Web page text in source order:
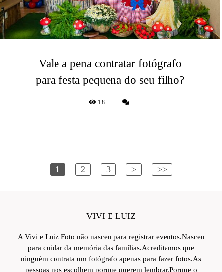
Vale a pena contratar fotógrafo
para festa pequena do seu filho?
18
1 2 3 > >>
VIVI E LUIZ
A Vivi e Luiz Foto não nasceu para registrar eventos.Nasceu
para cuidar da memória das famílias.Acreditamos que
ninguém contrata um fotógrafo apenas para fazer fotos.As
pessoas nos escolhem porque querem lembrar.Porque o